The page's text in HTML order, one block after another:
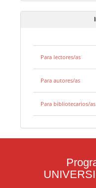
Para lectores/as
Para autores/as
Para bibliotecarios/as